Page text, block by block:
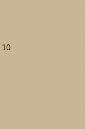
10